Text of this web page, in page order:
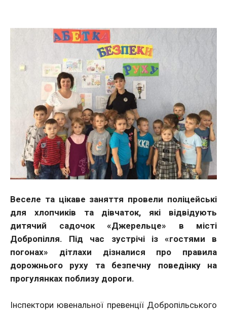
Веселе та цікаве заняття провели поліцейські
для хлопчиків та дівчаток, які відвідують
дитячий садочок «Джерельце» в місті
Добропілля. Під час зустрічі із «гостями в
погонах» дітлахи дізналися про правила
дорожнього руху та безпечну поведінку на
прогулянках поблизу дороги.
Інспектори ювенальної превенції Добропільського